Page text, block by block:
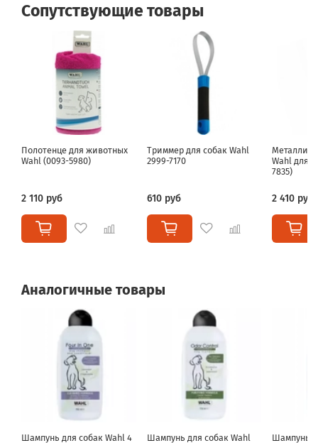
Сопутствующие товары
Полотенце для животных
Wahl (0093-5980)
2 110 руб
Триммер для собак Wahl
2999-7170
610 руб
Wahl для
7835)
2 410 руб
Аналогичные товары
Шампунь для собак Wahl 4
Шампунь для собак Wahl
Шампунь